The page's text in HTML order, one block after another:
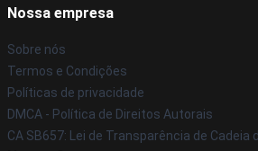
Nossa empresa
Sobre nós
Termos e Condições
Políticas de privacidade
DMCA - Política de Direitos Autorais
CA SB657: Lei de Transparência de Cadeia